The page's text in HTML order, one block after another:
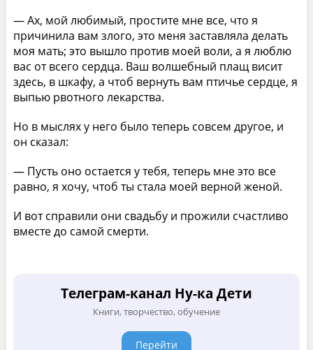
— Ах, мой любимый, простите мне все, что я
причинила вам злого, это меня заставляла делать
моя мать; это вышло против моей воли, а я люблю
вас от всего сердца. Ваш волшебный плащ висит
здесь, в шкафу, а чтоб вернуть вам птичье сердце, я
выпью рвотного лекарства.
Но в мыслях у него было теперь совсем другое, и
он сказал:
— Пусть оно остается у тебя, теперь мне это все
равно, я хочу, чтоб ты стала моей верной женой.
И вот справили они свадьбу и прожили счастливо
вместе до самой смерти.
Телеграм-канал Ну-ка Дети
Книги, творчество, обучение
Перейти